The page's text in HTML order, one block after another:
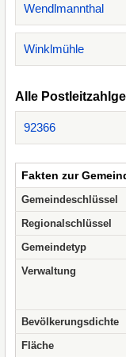
Wendlmannthal
Winklmühle
Alle
92366
Fakten zur
Gemeindeschlüssel
Regionalschlüssel
Gemeindetyp
Verwaltung
Bevölkerungsdichte
Fläche